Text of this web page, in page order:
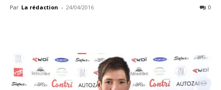
Par La rédaction - 24/04/2016 0